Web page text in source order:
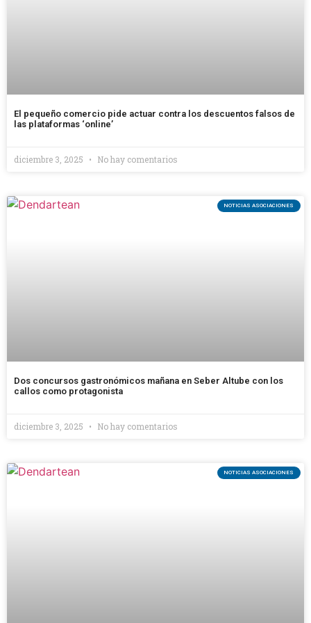
El pequeño comercio pide actuar contra los descuentos falsos de
las plataformas ‘online’
diciembre 3, 2025 No hay comentarios
NOTICIAS ASOCIACIONES
Dos concursos gastronómicos mañana en Seber Altube con los
callos como protagonista
diciembre 3, 2025 No hay comentarios
NOTICIAS ASOCIACIONES